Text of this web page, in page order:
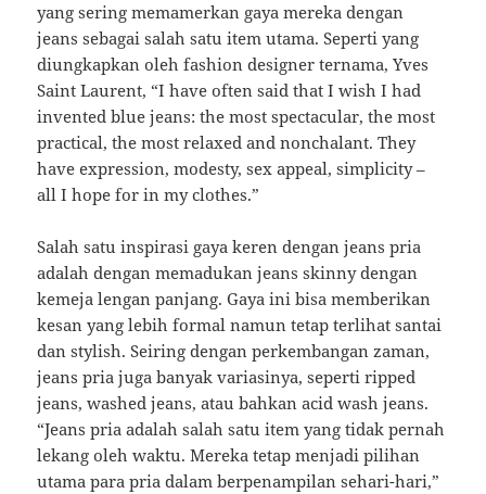
yang sering memamerkan gaya mereka dengan
jeans sebagai salah satu item utama. Seperti yang
diungkapkan oleh fashion designer ternama, Yves
Saint Laurent, “I have often said that I wish I had
invented blue jeans: the most spectacular, the most
practical, the most relaxed and nonchalant. They
have expression, modesty, sex appeal, simplicity –
all I hope for in my clothes.”
Salah satu inspirasi gaya keren dengan jeans pria
adalah dengan memadukan jeans skinny dengan
kemeja lengan panjang. Gaya ini bisa memberikan
kesan yang lebih formal namun tetap terlihat santai
dan stylish. Seiring dengan perkembangan zaman,
jeans pria juga banyak variasinya, seperti ripped
jeans, washed jeans, atau bahkan acid wash jeans.
“Jeans pria adalah salah satu item yang tidak pernah
lekang oleh waktu. Mereka tetap menjadi pilihan
utama para pria dalam berpenampilan sehari-hari,”